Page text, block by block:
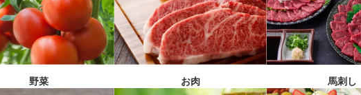
野菜 お肉 馬刺し